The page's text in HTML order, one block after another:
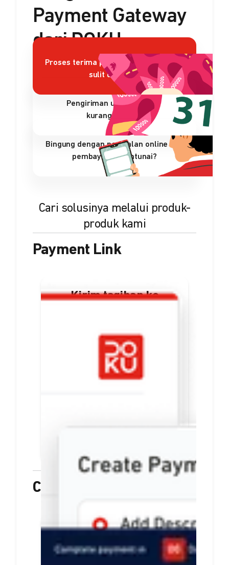
Payment Gateway
dari DOKU
Proses terima pembayaran rumit dan
sulit dikelola?
Pengiriman uang sulit dan
kurang efisien?
Bingung dengan penjualan online dan
pembayaran nontunai?
Cari solusinya melalui produk-
produk kami
Payment Link
Kirim tagihan ke
link pembayaran
Tiap payment link berisi info
pesanan dan rincian harga
Mudah dibuat. Anda bisa
Checkout
Hanya sekali integrasi,
sediakan beragam